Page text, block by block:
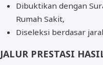
Dibuktikan dengan
Rumah Sakit,
Diseleksi berdasar
JALUR PRESTASI